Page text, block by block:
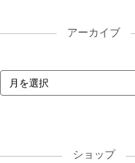
アーカイブ
ショップ